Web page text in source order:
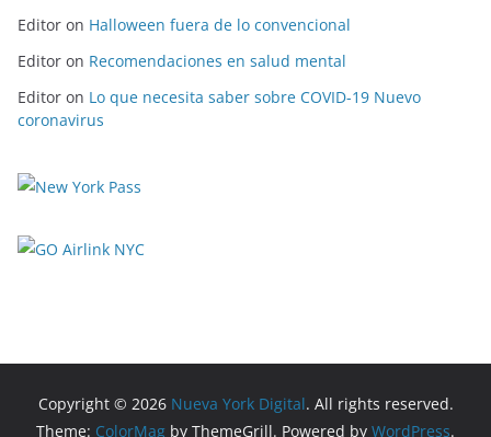
Editor on Halloween fuera de lo convencional
Editor on Recomendaciones en salud mental
Editor on Lo que necesita saber sobre COVID-19 Nuevo
coronavirus
Copyright © 2026 Nueva York Digital. All rights reserved.
Theme: ColorMag by ThemeGrill. Powered by WordPress.